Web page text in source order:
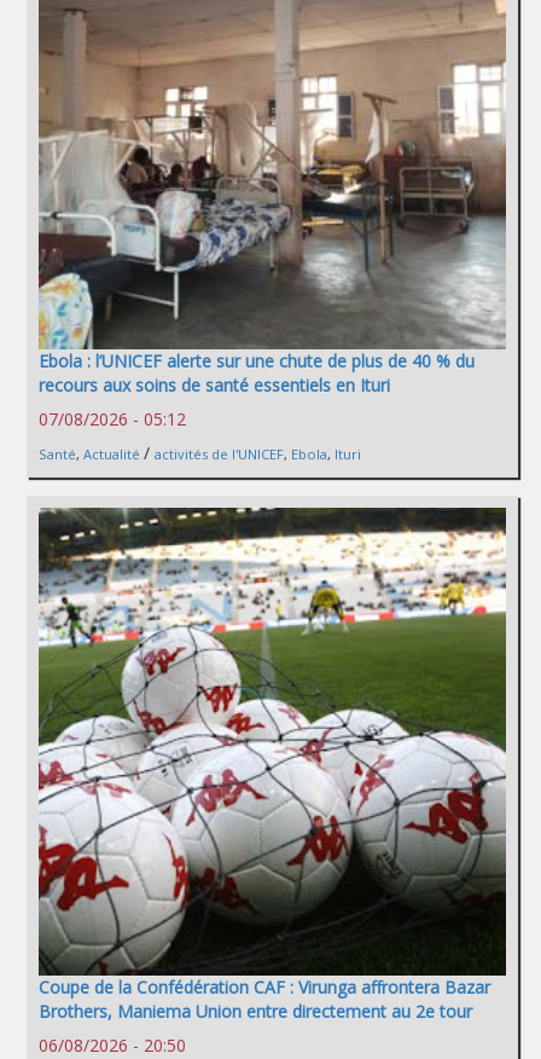
Ebola : l’UNICEF alerte sur une chute de plus de 40 % du
recours aux soins de santé essentiels en Ituri
07/08/2026 - 05:12
Santé, Actualité / activités de l'UNICEF, Ebola, Ituri
Coupe de la Confédération CAF : Virunga affrontera Bazar
Brothers, Maniema Union entre directement au 2e tour
06/08/2026 - 20:50